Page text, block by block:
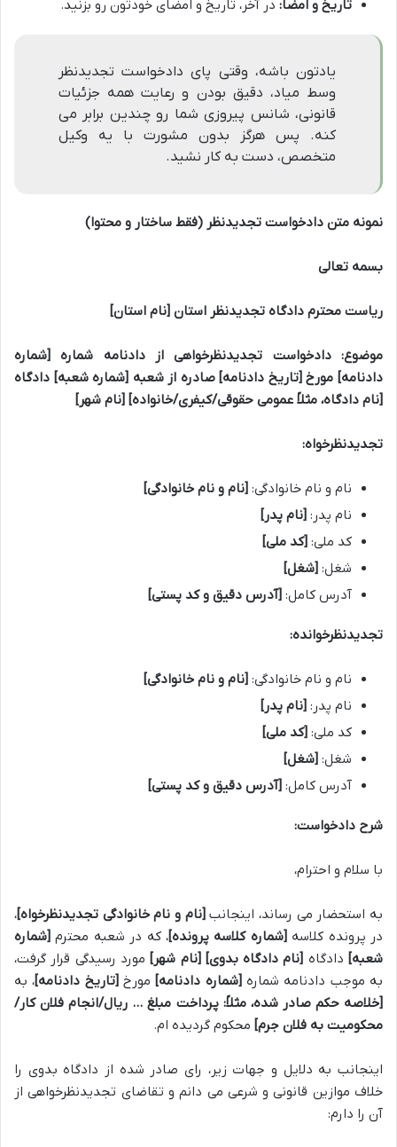
تاریخ و امضا: در آخر، تاریخ و امضای خودتون رو بزنید.
یادتون باشه، وقتی پای دادخواست تجدیدنظر
وسط میاد، دقیق بودن و رعایت همه جزئیات
قانونی، شانس پیروزی شما رو چندین برابر می
کنه. پس هرگز بدون مشورت با یه وکیل
متخصص، دست به کار نشید.
نمونه متن دادخواست تجدیدنظر (فقط ساختار و محتوا)
بسمه تعالی
ریاست محترم دادگاه تجدیدنظر استان [نام استان]
موضوع: دادخواست تجدیدنظرخواهی از دادنامه شماره [شماره
دادنامه] مورخ [تاریخ دادنامه] صادره از شعبه [شماره شعبه] دادگاه
[نام دادگاه، مثلاً عمومی حقوقی/کیفری/خانواده] [نام شهر]
تجدیدنظرخواه:
نام و نام خانوادگی: [نام و نام خانوادگی]
نام پدر: [نام پدر]
کد ملی: [کد ملی]
شغل: [شغل]
آدرس کامل: [آدرس دقیق و کد پستی]
تجدیدنظرخوانده:
نام و نام خانوادگی: [نام و نام خانوادگی]
نام پدر: [نام پدر]
کد ملی: [کد ملی]
شغل: [شغل]
آدرس کامل: [آدرس دقیق و کد پستی]
شرح دادخواست:
با سلام و احترام،
به استحضار می رساند، اینجانب [نام و نام خانوادگی تجدیدنظرخواه]،
در پرونده کلاسه [شماره کلاسه پرونده]، که در شعبه محترم [شماره
شعبه] دادگاه [نام دادگاه بدوی] [نام شهر] مورد رسیدگی قرار گرفت،
به موجب دادنامه شماره [شماره دادنامه] مورخ [تاریخ دادنامه]، به
[خلاصه حکم صادر شده، مثلاً: پرداخت مبلغ … ریال/انجام فلان کار/
محکومیت به فلان جرم] محکوم گردیده ام.
اینجانب به دلایل و جهات زیر، رای صادر شده از دادگاه بدوی را
خلاف موازین قانونی و شرعی می دانم و تقاضای تجدیدنظرخواهی از
آن را دارم: